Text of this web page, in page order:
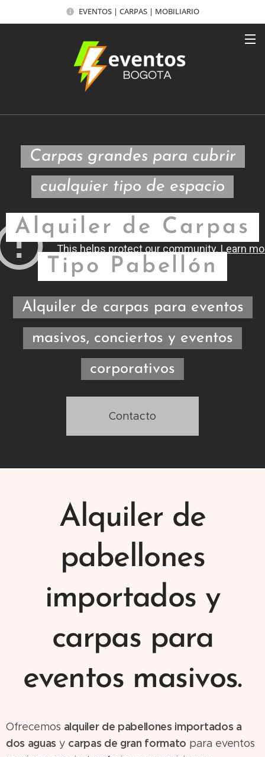
EVENTOS | CARPAS | MOBILIARIO
Carpas grandes para cubrir
cualquier tipo de espacio
Alquiler de Carpas
Tipo Pabellón
Alquiler de carpas para eventos
masivos, conciertos y eventos
corporativos
Contacto
Alquiler de
pabellones
importados y
carpas para
eventos masivos.
Ofrecemos alquiler de pabellones importados a
dos aguas y carpas de gran formato para eventos